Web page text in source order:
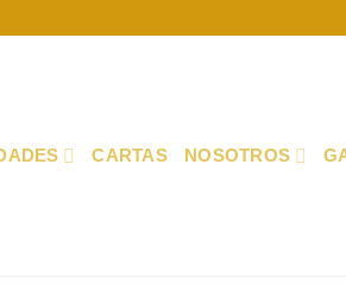
CARTAS NOSOTROS